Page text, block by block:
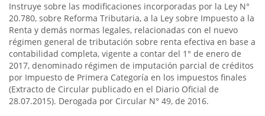
Instruye sobre las modificaciones incorporadas por la Ley N°
20.780, sobre Reforma Tributaria, a la Ley sobre Impuesto a la
Renta y demás normas legales, relacionadas con el nuevo
régimen general de tributación sobre renta efectiva en base a
contabilidad completa, vigente a contar del 1° de enero de
2017, denominado régimen de imputación parcial de créditos
por Impuesto de Primera Categoría en los impuestos finales
(Extracto de Circular publicado en el Diario Oficial de
28.07.2015). Derogada por Circular N° 49, de 2016.